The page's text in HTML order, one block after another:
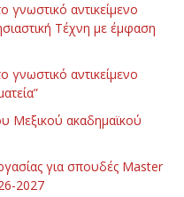
αντικείμενο
Τέχνη με έμφαση
αντικείμενο
Μεξικού ακαδημαϊκού
για σπουδές Master
2027